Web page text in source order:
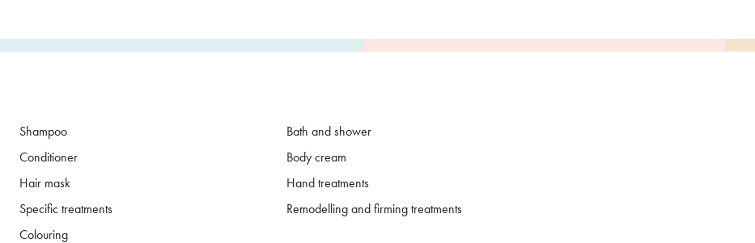
Shampoo
Conditioner
Hair mask
Specific treatments
Colouring
Bath and shower
Body cream
Hand treatments
Remodelling and firming treatments